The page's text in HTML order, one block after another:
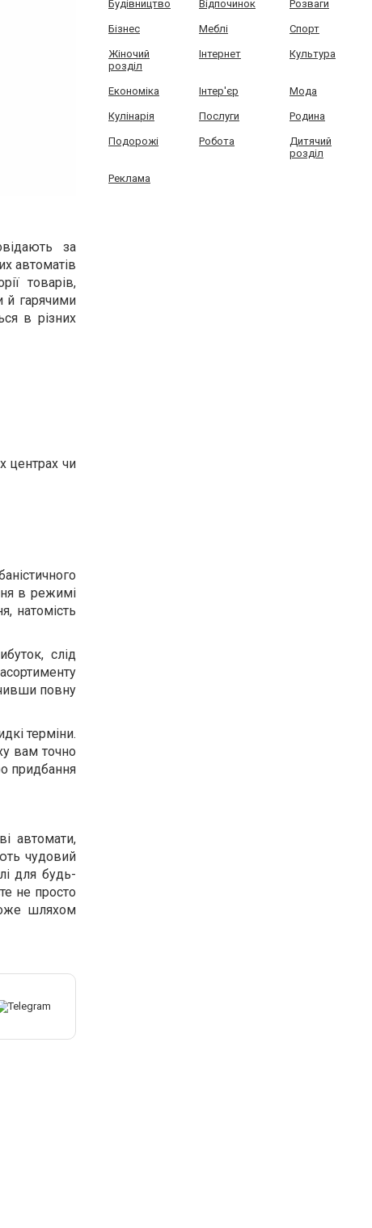
за
автоматів
товарів,
й гарячими
в різних
центрах чи
в режимі
натомість
слід
повну
терміни.
вам точно
придбання
автомати,
чудовий
для будь-
не просто
шляхом
Будівництво Відпочинок Розваги
Бізнес Меблі Спорт
Жіночий
розділ
Інтернет Культура
Економіка Інтер'єр Мода
Кулінарія Послуги Родина
Подорожі Робота
Дитячий
розділ
Реклама